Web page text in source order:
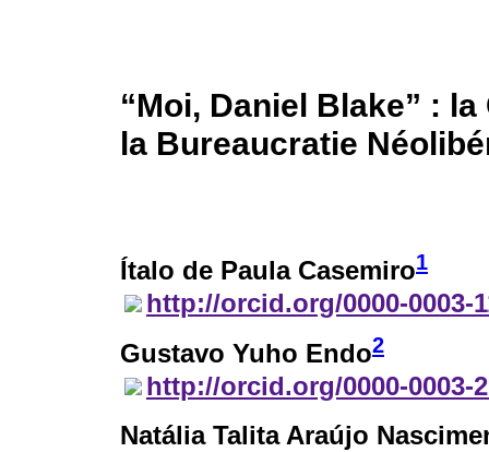
“Moi, Daniel Blake” :
la Bureaucratie
Ítalo de Paula Casemiro1
http://orcid.org/0000-0003-
Gustavo Yuho Endo2
http://orcid.org/0000-0003-
Natália Talita Araújo